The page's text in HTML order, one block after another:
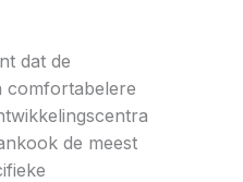
dat de
comfortabelere
de meest